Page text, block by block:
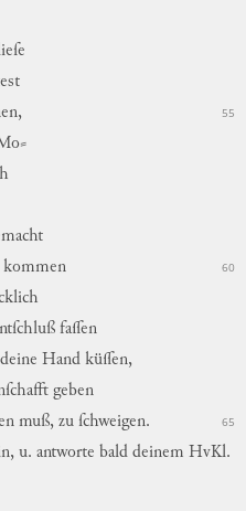
e
st
, 55
⸗
kommen 60
faſſen
deine Hand küſſen,
geben
muß, zu ſchweigen. 65
u. antworte bald deinem HvKl.